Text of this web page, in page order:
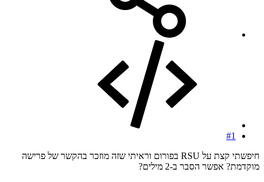
#1
חיפשתי קצת על RSU בפורום וראיתי שזה מוזכר בהקשר של פרישה
מוקדמת? אפשר הסבר ב-2 מילים?